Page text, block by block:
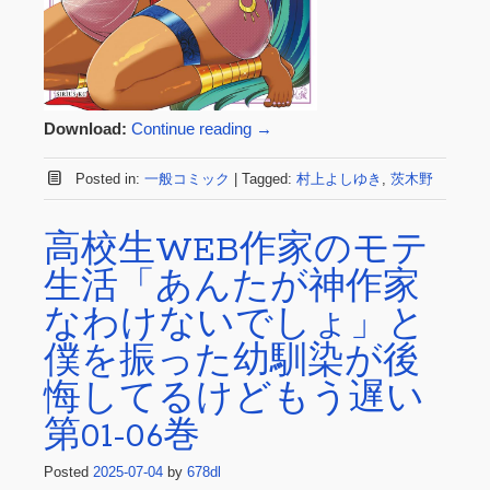
Download: Continue reading →
Posted in: 一般コミック Tagged: 村上よしゆき , 茨木野
高校生WEB作家のモテ
生活「あんたが神作家
なわけないでしょ」と
僕を振った幼馴染が後
悔してるけどもう遅い
第01-06巻
Posted 2025-07-04 by 678dl